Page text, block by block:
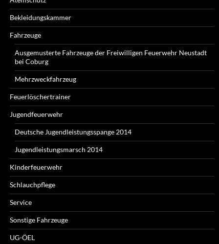
Bekleidungskammer
Fahrzeuge
Ausgemusterte Fahrzeuge der Freiwilligen Feuerwehr Neustadt
bei Coburg
Mehrzweckfahrzeug
Feuerlöschertrainer
Jugendfeuerwehr
Deutsche Jugendleistungsspange 2014
Jugendleistungsmarsch 2014
Kinderfeuerwehr
Schlauchpflege
Service
Sonstige Fahrzeuge
UG-ÖEL